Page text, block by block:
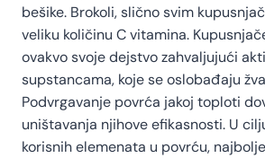
bešike. Brokoli, slično svim
veliku količinu C vitamina.
ovakvo svoje dejstvo zahvaljujući
supstancama, koje se oslobađaju
Podvrgavanje povrća jakoj toploti
uništavanja njihove efikasnosti. U
korisnih elemenata u povrću,